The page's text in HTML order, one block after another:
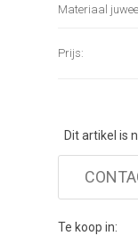
Materiaal
Prijs:
Dit artikel is
Te koop in: